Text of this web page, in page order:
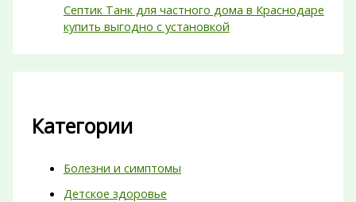
Септик Танк для частного дома в Краснодаре
купить выгодно с установкой
Категории
Болезни и симптомы
Детское здоровье